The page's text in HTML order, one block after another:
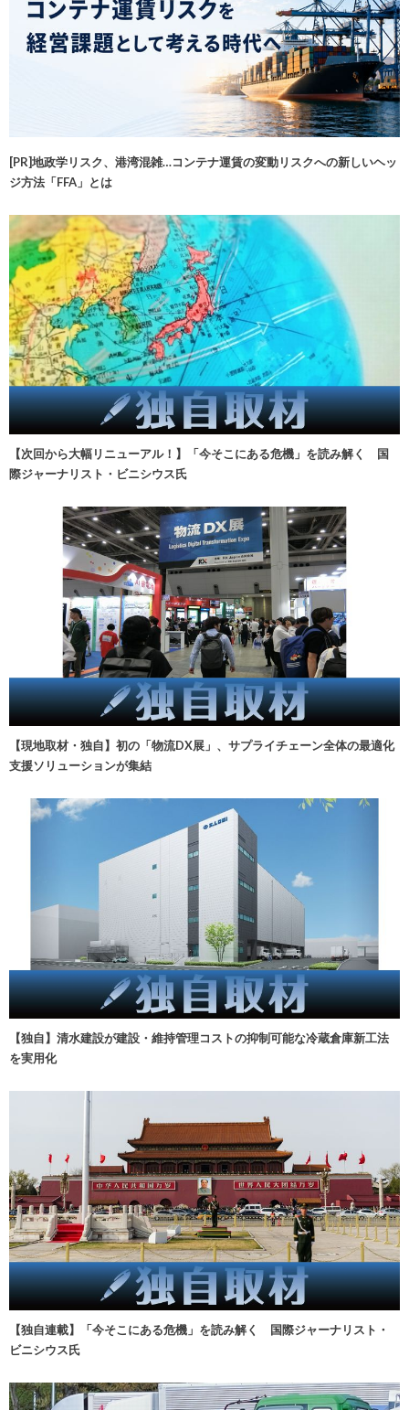
[PR]地政学リスク、港湾混雑…コンテナ運賃の変動リスクへの新しいヘッ
ジ方法「FFA」とは
【次回から大幅リニューアル！】「今そこにある危機」を読み解く 国
際ジャーナリスト・ビニシウス氏
【現地取材・独自】初の「物流DX展」、サプライチェーン全体の最適化
支援ソリューションが集結
【独自】清水建設が建設・維持管理コストの抑制可能な冷蔵倉庫新工法
を実用化
【独自連載】「今そこにある危機」を読み解く 国際ジャーナリスト・
ビニシウス氏